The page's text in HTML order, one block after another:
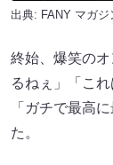
出典: FANY マガジ
終始、爆笑の
るねぇ」「こ
「ガチで最高
た。